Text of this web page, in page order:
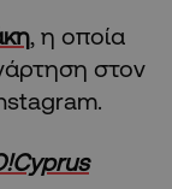
, η οποία
στον